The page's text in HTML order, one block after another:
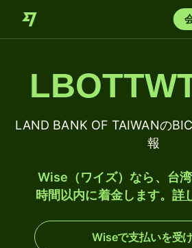
LAND BANK OF TAIWANの
報
Wise（ワイズ）なら、台
時間以内に着金します。詳
Wiseで支払いを受